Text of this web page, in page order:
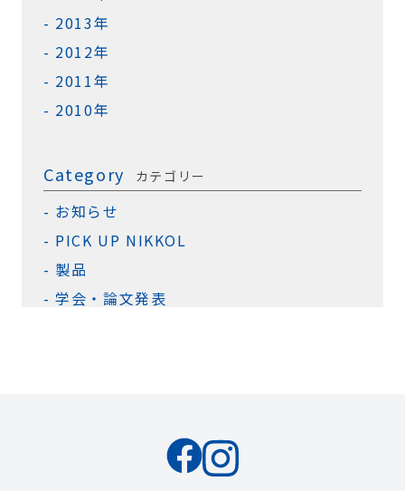
2013年
2012年
2011年
2010年
Category カテゴリー
お知らせ
PICK UP NIKKOL
製品
学会・論文発表